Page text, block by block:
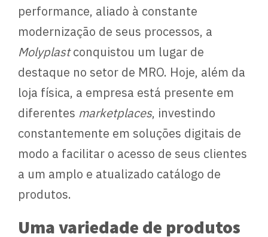
performance, aliado à constante
modernização de seus processos, a
Molyplastconquistou um lugar de
destaque no setor de MRO. Hoje, além da
loja física, a empresa está presente em
diferentes marketplaces, investindo
constantemente em soluções digitais de
modo a facilitar o acesso de seus clientes
a um amplo e atualizado catálogo de
produtos.
Uma variedade de produtos